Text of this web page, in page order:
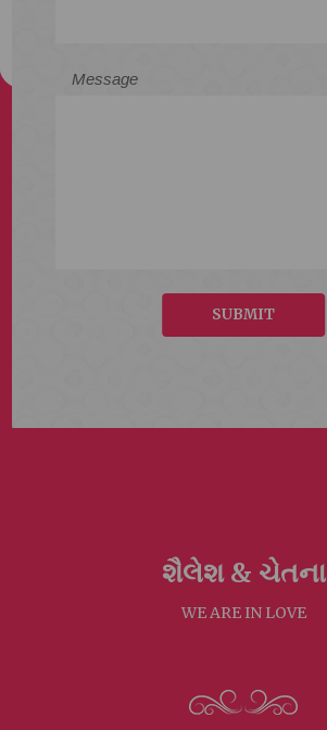
Message
SUBMIT
શૈલેશ & ચેતના
WE ARE IN LOVE